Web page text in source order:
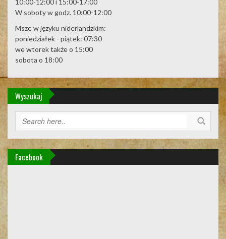
10:00-12:00 i 15:00-17:00
W soboty w godz. 10:00-12:00
Msze w języku niderlandzkim:
poniedziałek - piątek: 07:30
we wtorek także o 15:00
sobota o 18:00
Wyszukaj
Facebook